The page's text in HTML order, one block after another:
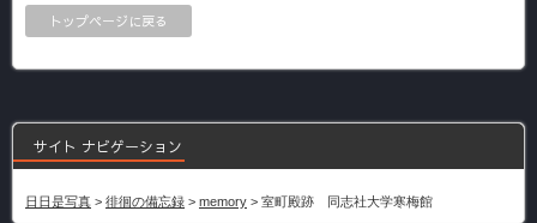
トップページに戻る
サイト ナビゲーション
日日是写真 > 徘徊の備忘録 > memory > 室町殿跡 同志社大学寒梅館